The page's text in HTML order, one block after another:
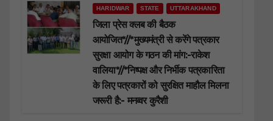
HARIDWAR STATE UTTARAKHAND
जिला प्रेस क्लब की बैठक
आयोजित*//*मुख्यमंत्री से करेंगे पत्रकार
सुरक्षा आयोग के गठन की मांग:-राकेश
वालिया*//*निष्पक्ष और निर्भीक पत्रकारिता
के लिए पत्रकारों को सुरक्षित माहौल मिलना
जरूरी है:- मनव्वर कुरैशी